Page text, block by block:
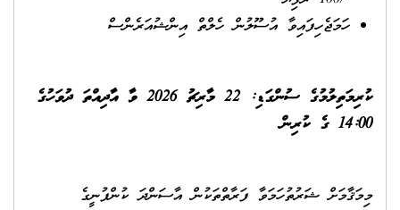
ހަމަޖެހިފައިވާ އުސޫލުން ހެލްތް އިންޝުއަރެންސް
ކުރިމަތިލުމުގެ ސުންގަޑި: 22 މާރިޗު 2026 ވާ އާދިއްތަ ދުވަހުގެ
14:00 ގެ ކުރިން
މިމަޤާމަށް ޝަރުތުހަމަވާ ފަރާތްތަކުން އާސަންދަ ކުންފުނީގެ